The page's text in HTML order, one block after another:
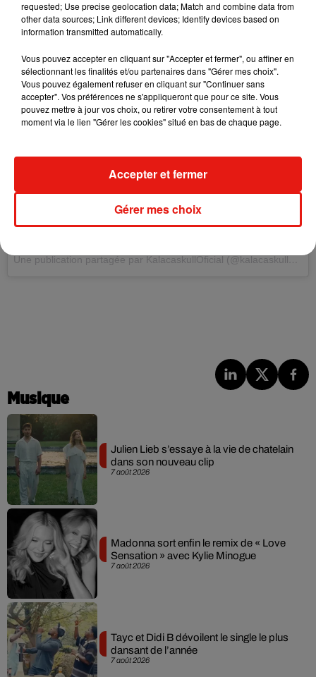
Musique
7 août 2026
Julien Lieb s’essaye à la vie de chatelain
dans son nouveau clip
7 août 2026
Madonna sort enfin le remix de « Love
Sensation » avec Kylie Minogue
7 août 2026
Tayc et Didi B dévoilent le single le plus
dansant de l’année
requested; Use precise geolocation data; Match and combine data from
other data sources; Link different devices; Identify devices based on
information transmitted automatically.
Vous pouvez accepter en cliquant sur "Accepter et fermer", ou affiner en
sélectionnant les finalités et/ou partenaires dans "Gérer mes choix".
Vous pouvez également refuser en cliquant sur "Continuer sans
accepter". Vos préférences ne s'appliqueront que pour ce site. Vous
pouvez mettre à jour vos choix, ou retirer votre consentement à tout
moment via le lien "Gérer les cookies" situé en bas de chaque page.
Gérer mes choix
Accepter et fermer